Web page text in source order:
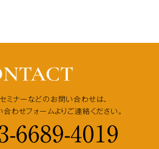
ミナーなどの お問い合わせは、
合わせフォームよりご連絡ください。
6689-4019